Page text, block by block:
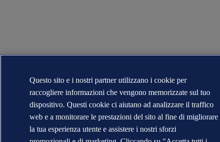
Questo sito e i nostri partner utilizzano i cookie per
raccogliere informazioni che vengono memorizzate sul tuo
dispositivo. Questi cookie ci aiutano ad analizzare il traffico
web e a monitorare le prestazioni del sito al fine di migliorare
la tua esperienza utente e assistere i nostri sforzi